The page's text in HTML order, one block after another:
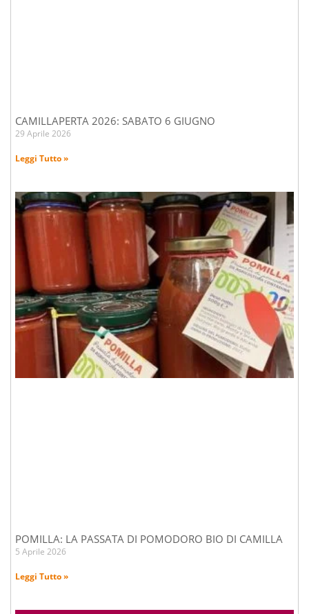
CAMILLAPERTA 2026: SABATO 6 GIUGNO
29 Aprile 2026
Leggi Tutto »
POMILLA: LA PASSATA DI POMODORO BIO DI CAMILLA
5 Aprile 2026
Leggi Tutto »